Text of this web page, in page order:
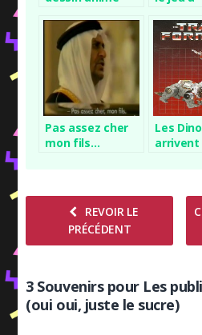
Pas assez cher
mon fils…
Les
arrivent
REVOIR LE
PRÉCÉDENT
3 Souvenirs pour Les
(oui oui, juste le sucre)